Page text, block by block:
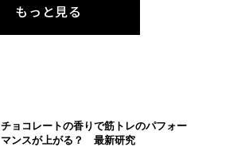
タマディックが健康経営
を徹底する理由
年の答え
もっと見る
チョコレートの香りで筋トレのパフォー
マンスが上がる？ 最新研究